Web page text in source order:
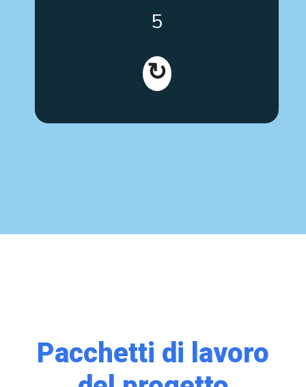
5
↻
personale educativo e sanitario in tutta Europa.
Pacchetti di lavoro